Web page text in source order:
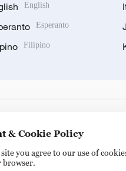
English
Esperanto
Filipino
& Cookie Policy
you agree to our use of
browser.